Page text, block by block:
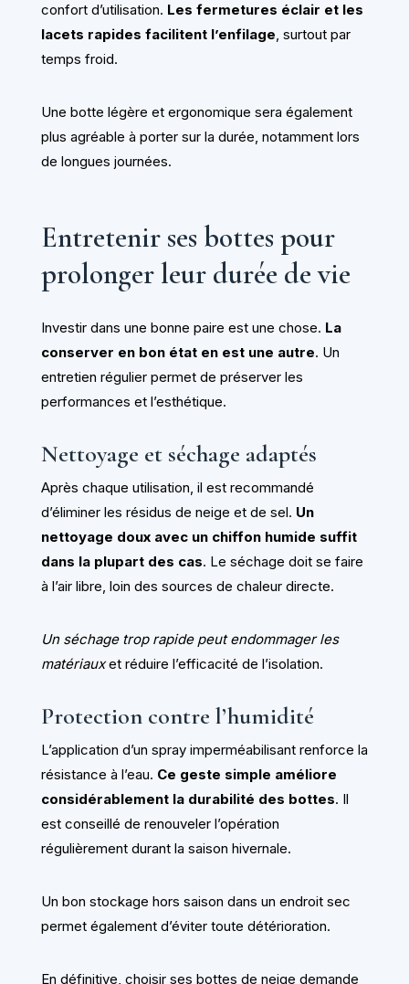
confort d’utilisation. Les fermetures éclair et les
lacets rapides facilitent l’enfilage, surtout par
temps froid.
Une botte légère et ergonomique sera également
plus agréable à porter sur la durée, notamment lors
de longues journées.
Entretenir ses bottes pour
prolonger leur durée de vie
Investir dans une bonne paire est une chose. La
conserver en bon état en est une autre. Un
entretien régulier permet de préserver les
performances et l’esthétique.
Nettoyage et séchage adaptés
Après chaque utilisation, il est recommandé
d’éliminer les résidus de neige et de sel. Un
nettoyage doux avec un chiffon humide suffit
dans la plupart des cas. Le séchage doit se faire
à l’air libre, loin des sources de chaleur directe.
Un séchage trop rapide peut endommager les
matériauxet réduire l’efficacité de l’isolation.
Protection contre l’humidité
L’application d’un spray imperméabilisant renforce la
résistance à l’eau. Ce geste simple améliore
considérablement la durabilité des bottes. Il
est conseillé de renouveler l’opération
régulièrement durant la saison hivernale.
Un bon stockage hors saison dans un endroit sec
permet également d’éviter toute détérioration.
En définitive, choisir ses bottes de neige demande